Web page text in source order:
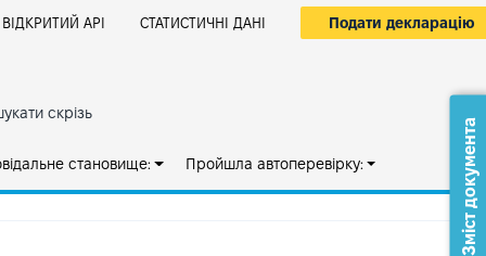
ВІДКРИТИЙ АРІ СТАТИСТИЧНІ ДАНІ Подати декларацію
скрізь
становище: Пройшла автоперевірку: Зміст документа